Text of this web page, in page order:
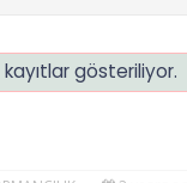
gösteriliyor.